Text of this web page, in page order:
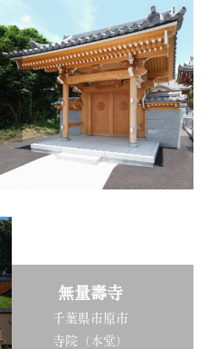
無量壽寺
千葉県市原市
寺院（本堂）